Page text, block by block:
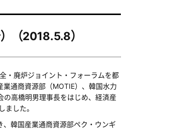
（2018.5.8）
・廃炉ジョイント・フォーラムを都
通商資源部（MOTIE）、韓国水力
の高橋明男理事長をはじめ、経済産
した。
韓国産業通商資源部ペク・ウンギ